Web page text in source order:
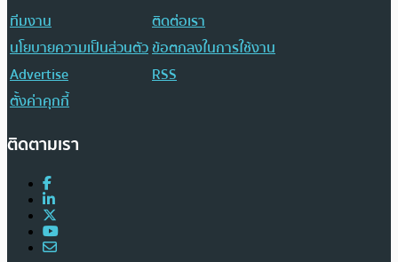
ทีมงาน
ติดต่อเรา
นโยบายความเป็นส่วนตัวข้อตกลงในการใช้งาน
Advertise
RSS
ตั้งค่าคุกกี้
ติดตามเรา